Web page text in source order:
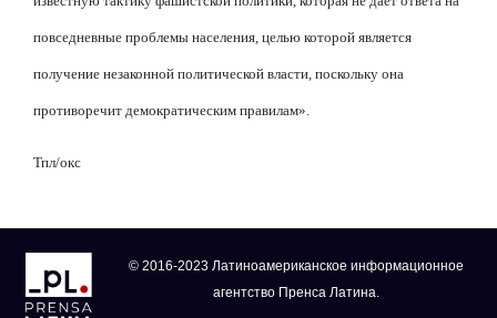
повседневные проблемы населения, целью которой является
получение незаконной политической власти, поскольку она
противоречит демократическим правилам».
Тпл/окс
© 2016-2023 Латиноамериканское информационное
агентство Пренса Латина.